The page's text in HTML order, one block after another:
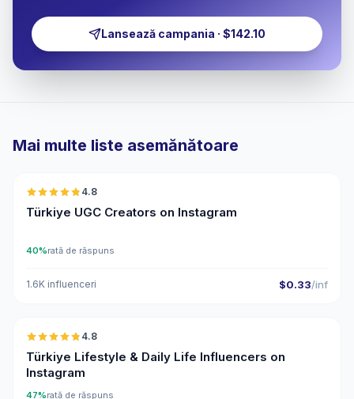
Lansează campania · $142.10
Mai multe liste asemănătoare
4.8
Türkiye UGC Creators on Instagram
40%rată de răspuns
1.6K influenceri $0.33/inf
🇹🇷
4.8
Türkiye Lifestyle & Daily Life Influencers on
Instagram
47%rată de răspuns